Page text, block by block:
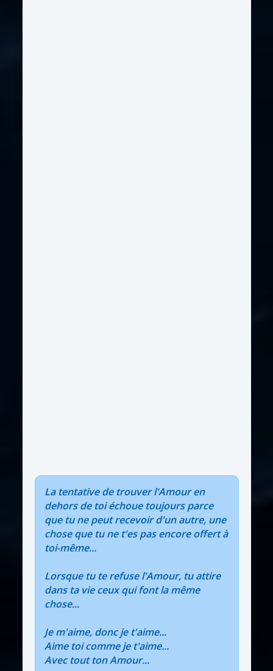
La tentative de trouver l'Amour en
dehors de toi échoue toujours parce
que tu ne peut recevoir d'un autre, une
chose que tu ne t'es pas encore offert à
toi-même...
Lorsque tu te refuse l'Amour, tu attire
dans ta vie ceux qui font la même
chose...
Je m'aime, donc je t'aime...
Aime toi comme je t'aime...
Avec tout ton Amour...